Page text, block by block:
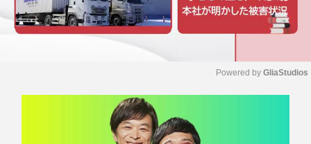
Powered by GliaStudios